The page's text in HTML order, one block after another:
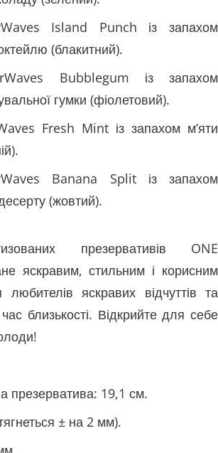
Island Punch із запахом
(блакитний).
Bubblegum із запахом
гумки (фіолетовий).
Fresh Mint із запахом м’яти
Banana Split із запахом
(жовтий).
презервативів ONE
яскравим, стильним і корисним
яскравих відчуттів та
близькості. Відкрийте для себе
презерватива: 19,1 см.
± на 2 мм).